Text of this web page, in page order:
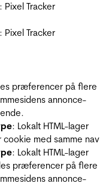
: Pixel Tracker
: Pixel Tracker
præferencer på flere
annonce-
: Lokalt HTML-lager
med samme
: Lokalt HTML-lager
præferencer på flere
annonce-